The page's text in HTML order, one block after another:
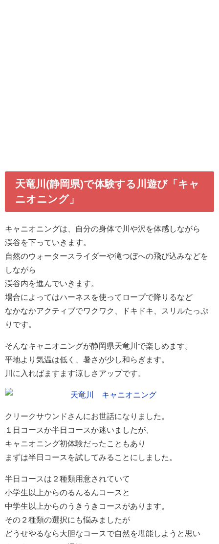
天竜川(静岡県)で体験する川遊び「キャ
ニオニング」
キャニオニングは、自分の身体で川や沢を体感しながら
渓谷を下っていきます。
自然のウォータースライダーや滝つぼへの飛び込みなどを
しながら
渓谷内を進んでいきます。
場合によってはハーネスを使ってロープで降りるなど
なかなかアクティブでワクワク、ドキドキ、スリルたっぷ
りです。
そんなキャニオニングが静岡県天竜川で楽しめます。
平地より気温は低く、暑さが少し和らぎます。
川に入ればますます涼しさアップです。
クリークサウンドさんにお世話になりました。
１日コースか半日コースか迷いましたが、
キャニオニング初体験だったこともあり
まずは半日コースを試してみることにしました。
半日コースは２種類用意されていて
小学生以上からのるんるんコースと
中学生以上からのうきうきコースがあります。
その２種類の選択にも悩みましたが
どうせやるなら大胆なコースで自然を堪能しようと思い